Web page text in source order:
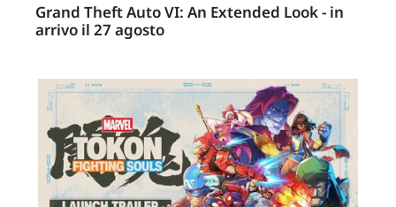
Grand Theft Auto VI: An Extended Look - in
arrivo il 27 agosto